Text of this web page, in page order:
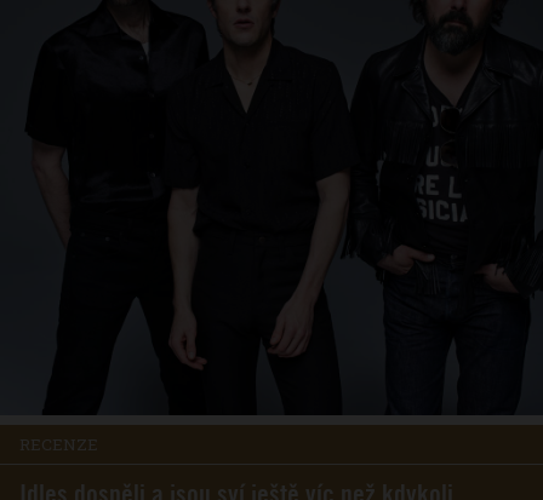
RECENZE